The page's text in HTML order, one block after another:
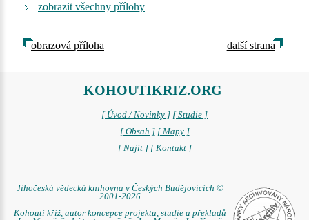
zobrazit všechny přílohy
obrazová příloha další strana
KOHOUTIKRIZ.ORG
[ Úvod / Novinky ] [ Studie ]
[ Obsah ] [ Mapy ]
[ Najít ] [ Kontakt ]
Jihočeská vědecká knihovna v Českých Budějovicích ©
2001-2026
Kohoutí kříž, autor koncepce projektu, studie a překladů